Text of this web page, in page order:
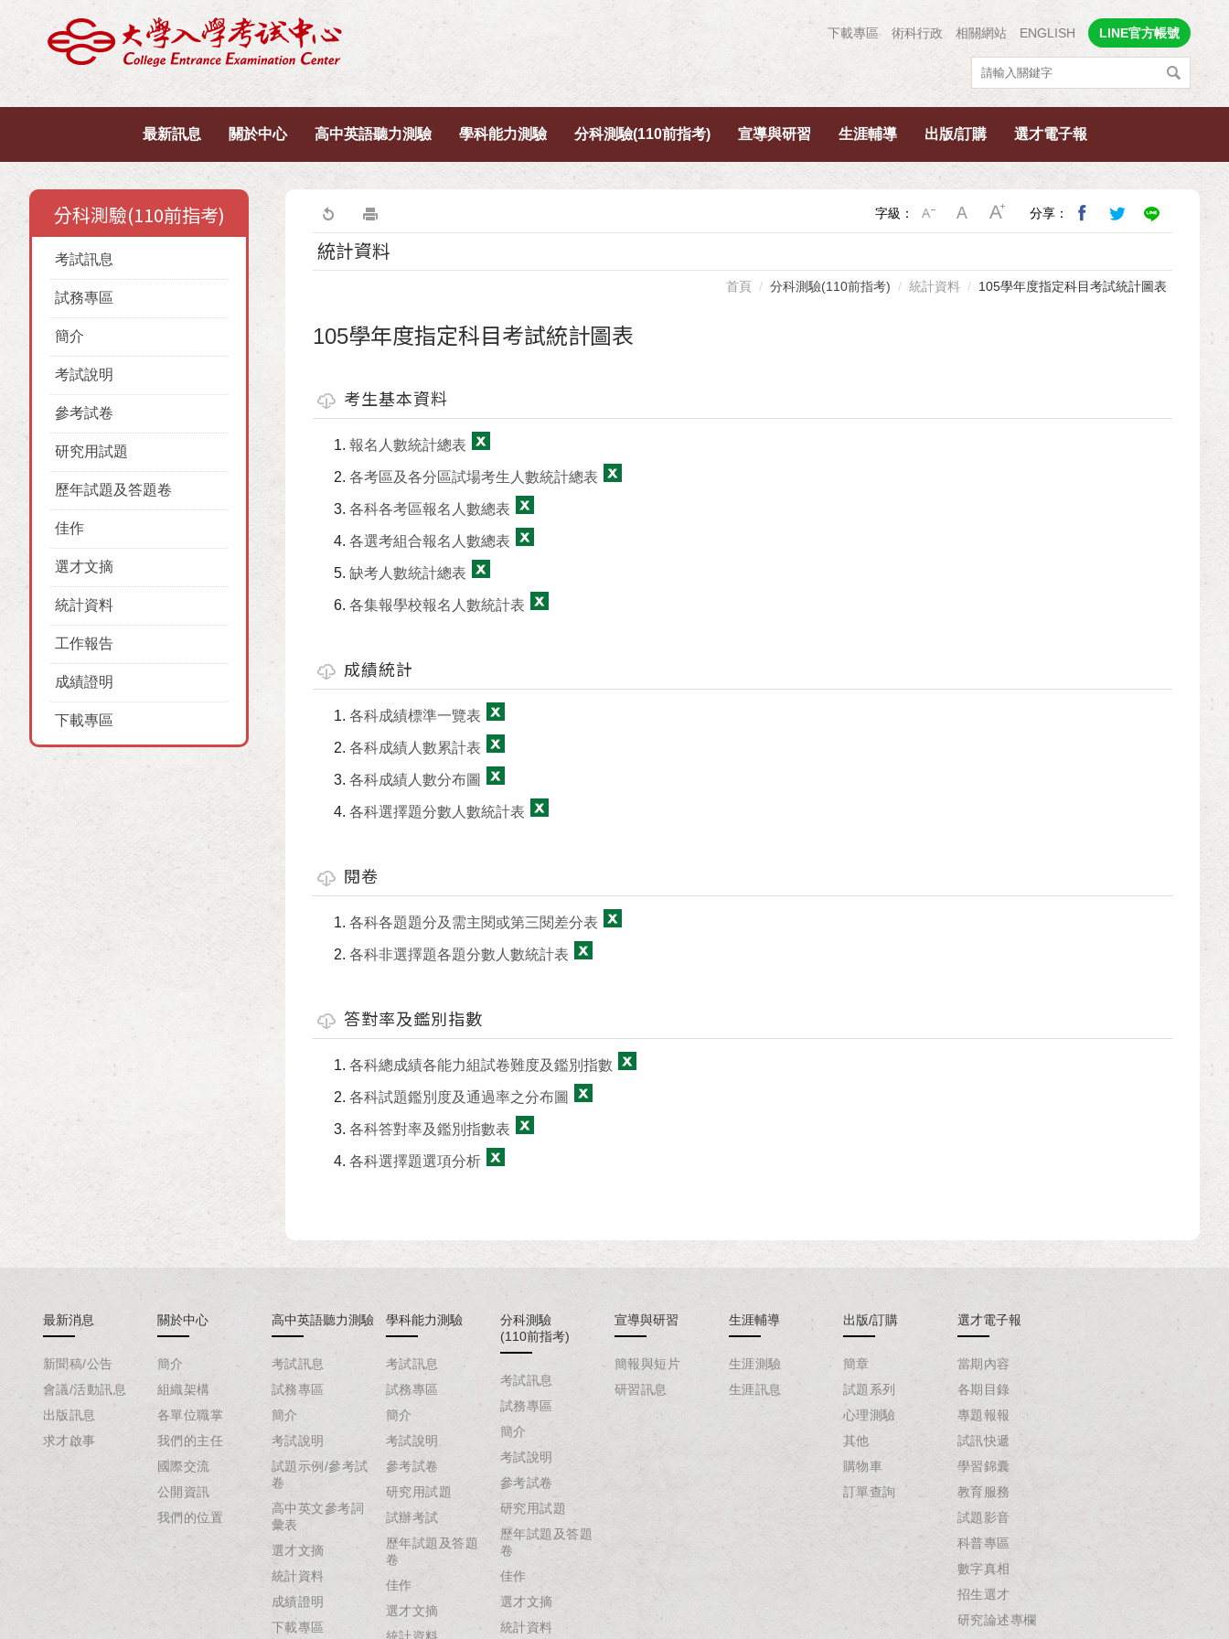
下載專區 術科行政 相關網站 ENGLISH LINE官方帳號
最新訊息 關於中心 高中英語聽力測驗 學科能力測驗 分科測驗(110前指考) 宣導與研習 生涯輔導 出版/訂購 選才電子報
分科測驗(110前指考)
考試訊息
試務專區
簡介
考試說明
參考試卷
研究用試題
歷年試題及答題卷
佳作
選才文摘
統計資料
工作報告
成績證明
下載專區
字級： 分享：
統計資料
首頁 分科測驗(110前指考) 統計資料 105學年度指定科目考試統計圖表
105學年度指定科目考試統計圖表
考生基本資料
報名人數統計總表
各考區及各分區試場考生人數統計總表
各科各考區報名人數總表
各選考組合報名人數總表
缺考人數統計總表
各集報學校報名人數統計表
成績統計
各科成績標準一覽表
各科成績人數累計表
各科成績人數分布圖
各科選擇題分數人數統計表
閱卷
各科各題題分及需主閱或第三閱差分表
各科非選擇題各題分數人數統計表
答對率及鑑別指數
各科總成績各能力組試卷難度及鑑別指數
各科試題鑑別度及通過率之分布圖
各科答對率及鑑別指數表
各科選擇題選項分析
最新消息
新聞稿/公告
會議/活動訊息
出版訊息
求才啟事
關於中心
簡介
組織架構
各單位職掌
我們的主任
國際交流
公開資訊
我們的位置
高中英語聽力測驗
考試訊息
試務專區
簡介
考試說明
試題示例/參考試
卷
高中英文參考詞
彙表
選才文摘
統計資料
成績證明
下載專區
學科能力測驗
考試訊息
試務專區
簡介
考試說明
參考試卷
研究用試題
試辦考試
歷年試題及答題
卷
佳作
選才文摘
分科測驗
(110前指考)
考試訊息
試務專區
簡介
考試說明
參考試卷
研究用試題
歷年試題及答題
卷
佳作
選才文摘
統計資料
宣導與研習
簡報與短片
研習訊息
生涯輔導
生涯測驗
生涯訊息
出版/訂購
簡章
試題系列
心理測驗
其他
購物車
訂單查詢
選才電子報
當期內容
各期目錄
專題報報
試訊快遞
學習錦囊
教育服務
試題影音
科普專區
數字真相
招生選才
研究論述專欄